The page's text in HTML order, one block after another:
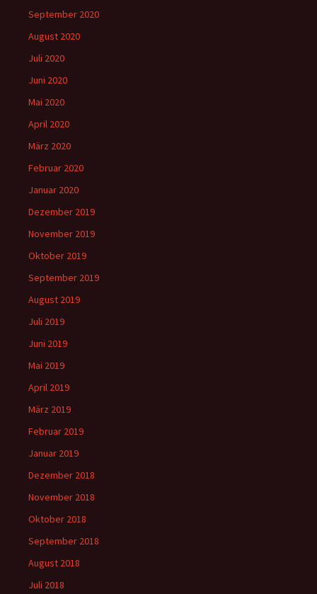
September 2020
August 2020
Juli 2020
Juni 2020
Mai 2020
April 2020
März 2020
Februar 2020
Januar 2020
Dezember 2019
November 2019
Oktober 2019
September 2019
August 2019
Juli 2019
Juni 2019
Mai 2019
April 2019
März 2019
Februar 2019
Januar 2019
Dezember 2018
November 2018
Oktober 2018
September 2018
August 2018
Juli 2018